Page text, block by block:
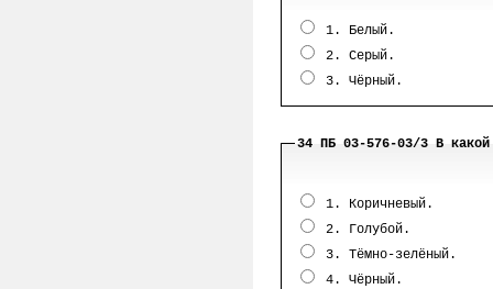
1. Белый.
2. Серый.
3. Чёрный.
34 ПБ 03-576-03/3 В какой
1. Коричневый.
2. Голубой.
3. Тёмно-зелёный.
4. Чёрный.